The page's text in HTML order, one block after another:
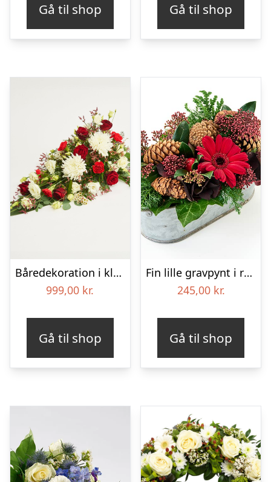
Gå til shop Gå til shop
Båredekoration i klassisk stil – rød og hvid
999,00 kr.
Gå til shop
Fin lille gravpynt i rød, floristens valg – Blomster til begravelse
245,00 kr.
Gå til shop